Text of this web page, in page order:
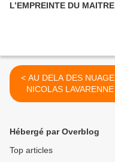
L’EMPREINTE DU MAITRE
< AU DELA DES NUAGES
NICOLAS LAVARENNE
Hébergé par Overblog
Top articles